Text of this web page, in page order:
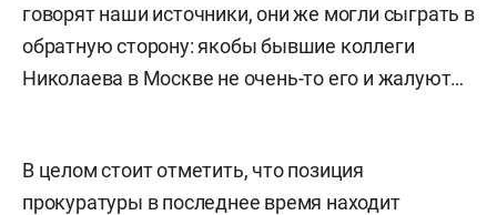
говорят наши источники, они же могли сыграть в
обратную сторону: якобы бывшие коллеги
Николаева в Москве не очень-то его и жалуют…
В целом стоит отметить, что позиция
прокуратуры в последнее время находит